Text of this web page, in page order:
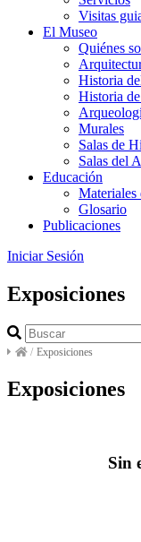
Visitas
El Museo
Quiénes
Historia
Historia
Murales
Salas de
Salas del
Educación
Materiales
Glosario
Publicaciones
Iniciar Sesión
Exposiciones
/ Exposiciones
Exposiciones
Sin